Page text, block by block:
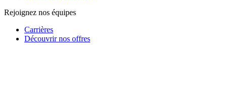
Rejoignez nos équipes
Carrières
Découvrir nos offres